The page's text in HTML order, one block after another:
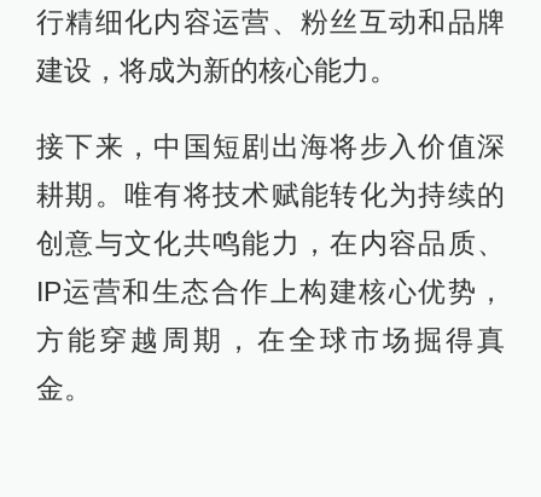
行精细化内容运营、粉丝互动和品牌
建设，将成为新的核心能力。
接下来，中国短剧出海将步入价值深
耕期。唯有将技术赋能转化为持续的
创意与文化共鸣能力，在内容品质、
IP运营和生态合作上构建核心优势，
方能穿越周期，在全球市场掘得真
金。